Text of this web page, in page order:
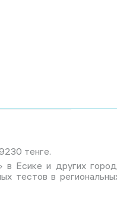
тенге.
Есике и других
тестов в